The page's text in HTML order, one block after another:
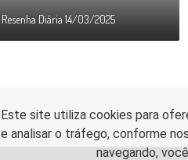
Este site utiliza cookies para
e analisar o tráfego, conforme
navegando,
Resenha Diária 14/03/2025